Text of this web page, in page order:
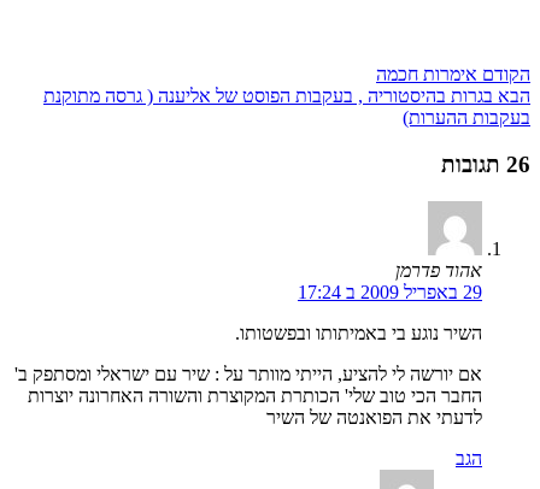
הקודם אימרות חכמה
הבא בגרות בהיסטוריה , בעקבות הפוסט של אליענה ( גרסה מתוקנת
בעקבות ההערות)
26 תגובות
אהוד פדרמן
29 באפריל 2009 ב 17:24
השיר נוגע בי באמיתותו ובפשטותו.
אם יורשה לי להציע, הייתי מוותר על : שיר עם ישראלי ומסתפק ב'
החבר הכי טוב שלי' הכותרת המקוצרת והשורה האחרונה יוצרות
לדעתי את הפואנטה של השיר
הגב